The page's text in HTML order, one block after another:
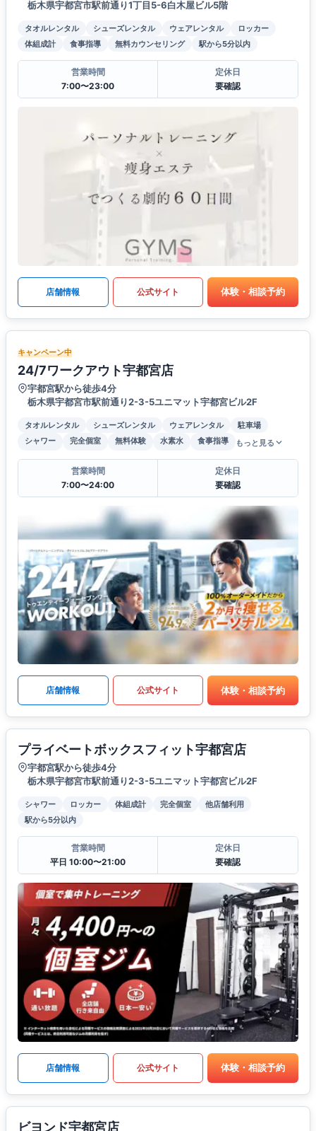
栃木県宇都宮市駅前通り1丁目5-6白木屋ビル5階
タオルレンタル シューズレンタル ウェアレンタル
ロッカー
体組成計
食事指導 無料カウンセリング 駅から5分以内
営業時間
7:00〜23:00
定休日
要確認
店舗情報 公式サイト 体験・相談予約
キャンペーン中
24/7ワークアウト宇都宮店
宇都宮駅から徒歩4分
栃木県宇都宮市駅前通り2-3-5ユニマット宇都宮ビル2F
タオルレンタル シューズレンタル ウェアレンタル
駐車場
シャワー
完全個室 無料体験 水素水 食事指導 もっと見る
営業時間
7:00〜24:00
定休日
要確認
店舗情報 公式サイト 体験・相談予約
プライベートボックスフィット宇都宮店
宇都宮駅から徒歩4分
栃木県宇都宮市駅前通り2-3-5ユニマット宇都宮ビル2F
シャワー ロッカー 体組成計 完全個室
他店舗利用
駅から5分以内
営業時間
平日 10:00〜21:00
定休日
要確認
店舗情報 公式サイト 体験・相談予約
ビヨンド宇都宮店